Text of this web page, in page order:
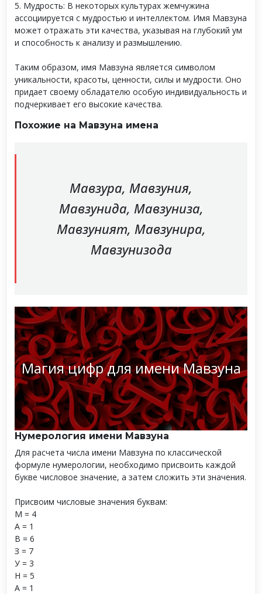
5. Мудрость: В некоторых культурах жемчужина
ассоциируется с мудростью и интеллектом. Имя Мавзуна
может отражать эти качества, указывая на глубокий ум
и способность к анализу и размышлению.
Таким образом, имя Мавзуна является символом
уникальности, красоты, ценности, силы и мудрости. Оно
придает своему обладателю особую индивидуальность и
подчеркивает его высокие качества.
Похожие на Мавзуна имена
Мавзура, Мавзуния,
Мавзунида, Мавзуниза,
Мавзуният, Мавзунира,
Мавзунизода
Магия цифр для имени Мавзуна
Нумерология имени Мавзуна
Для расчета числа имени Мавзуна по классической
формуле нумерологии, необходимо присвоить каждой
букве числовое значение, а затем сложить эти значения.
Присвоим числовые значения буквам:
М = 4
А = 1
В = 6
З = 7
У = 3
Н = 5
А = 1